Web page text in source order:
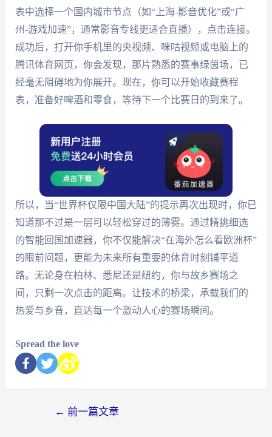
表中选择一个国内城市节点（如“上海-影音优化”或“广
州-游戏加速”，通常影音专线更适合直播），点击连接。
成功后，打开你手机里的央视频、咪咕视频或电脑上的
腾讯体育网页，你会发现，那片熟悉的赛事绿茵场，已
经毫无阻碍地为你展开。现在，你可以开始收藏赛程
表，准备好啤酒和零食，等待下一个比赛日的到来了。
所以，当“世界杯仅限中国大陆”的提示再次出现时，你已
知道那不过是一层可以轻松穿过的薄雾。通过精挑细选
的智能回国加速器，你不仅能解决“在海外怎么看欧洲杯”
的眼前问题，更能为未来所有重要的体育时刻铺平道
路。无论身在柏林、悉尼还是纽约，你与故乡赛场之
间，只剩一次点击的距离。让技术的桥梁，承载我们的
热爱与乡音，直达每一个激动人心的赛场瞬间。
Spread the love
← 前一篇文章